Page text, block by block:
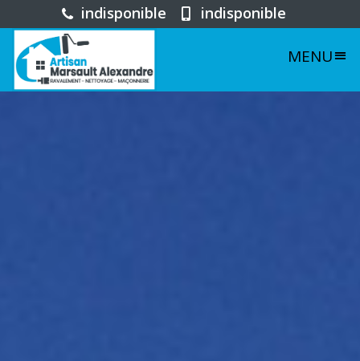
indisponible indisponible
MENU